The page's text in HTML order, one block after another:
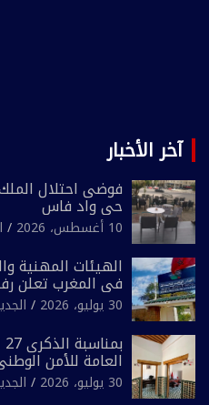
آخر الأخبار
فوضى احتلال
حي واد فاس
10 أغسطس، 2026
الهيئات المهنية
في المغرب تعلن
انتخابية مُعدة
ضيق”
30 يوليو، 2026
العامة للأمن
الشرطة السياحية
30 يوليو، 2026